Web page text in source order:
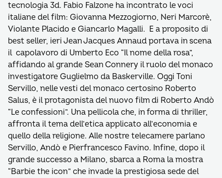
tecnologia 3d. Fabio Falzone ha incontrato le voci
italiane del film: Giovanna Mezzogiorno, Neri Marcorè,
Violante Placido e Giancarlo Magalli. E a proposito di
best seller, ieri Jean Jacques Annaud portava in scena
il capolavoro di Umberto Eco “Il nome della rosa”,
affidando al grande Sean Connery il ruolo del monaco
investigatore Guglielmo da Baskerville. Oggi Toni
Servillo, nelle vesti del monaco certosino Roberto
Salus, è il protagonista del nuovo film di Roberto Andò
“Le confessioni”. Una pellicola che, in forma di thriller,
affronta il tema dell’etica applicato all’economia e
quello della religione. Alle nostre telecamere parlano
Servillo, Andò e Pierfrancesco Favino. Infine, dopo il
grande successo a Milano, sbarca a Roma la mostra
“Barbie the icon” che invade la prestigiosa sede del